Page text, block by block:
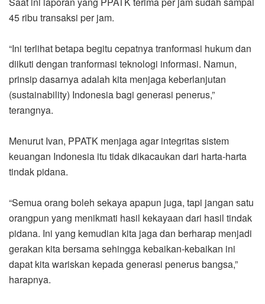
45 ribu transaksi per jam.
“Ini terlihat betapa begitu cepatnya tranformasi hukum dan
diikuti dengan tranformasi teknologi informasi. Namun,
prinsip dasarnya adalah kita menjaga keberlanjutan
(sustainability) Indonesia bagi generasi penerus,”
terangnya.
Menurut Ivan, PPATK menjaga agar integritas sistem
keuangan Indonesia itu tidak dikacaukan dari harta-harta
tindak pidana.
“Semua orang boleh sekaya apapun juga, tapi jangan satu
orangpun yang menikmati hasil kekayaan dari hasil tindak
pidana. Ini yang kemudian kita jaga dan berharap menjadi
gerakan kita bersama sehingga kebaikan-kebaikan ini
dapat kita wariskan kepada generasi penerus bangsa,”
harapnya.